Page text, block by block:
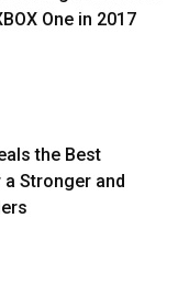
One in 2017
the Best
Stronger and